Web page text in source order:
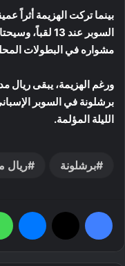
بينما تركت الهزيمة أثراً
السوبر عند 13
مشواره في البطولات
ورغم الهزيمة، يبقى ريال
برشلونة في السوبر
الليلة المؤلمة.
برشلونة ريال